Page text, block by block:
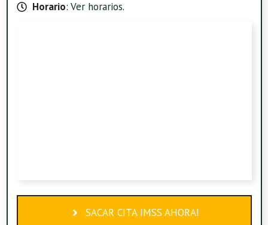
Horario: Ver horarios.
SACAR CITA IMSS AHORA!